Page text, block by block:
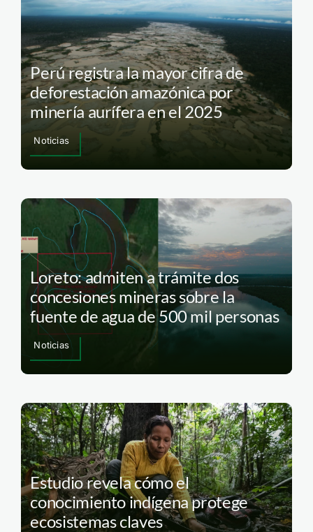
Perú registra la mayor cifra de
deforestación amazónica por
minería aurífera en el 2025
Noticias
Loreto: admiten a trámite dos
concesiones mineras sobre la
fuente de agua de 500 mil personas
Noticias
Estudio revela cómo el
conocimiento indígena protege
ecosistemas claves